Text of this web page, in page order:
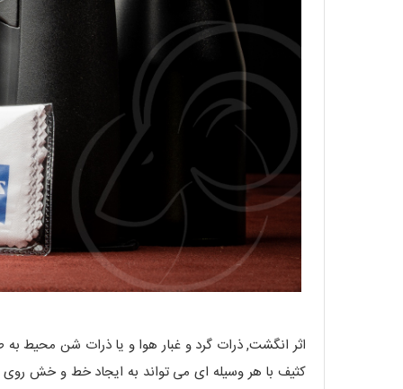
اثر انگشت, ذرات گرد و غبار هوا و یا ذرات شن محیط
کثیف با هر وسیله ای می تواند به ایجاد خط و خش روی